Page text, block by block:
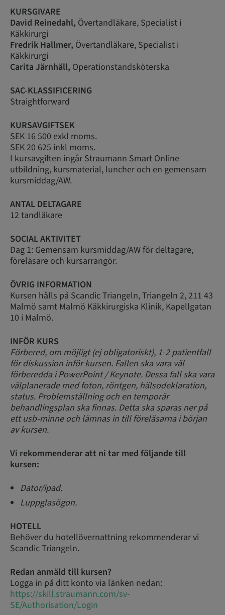
KURSGIVARE
David Reinedahl, Övertandläkare, Specialist i
Käkkirurgi
Fredrik Hallmer, Övertandläkare, Specialist i
Käkkirurgi
Carita Järnhäll, Operationstandsköterska
SAC-KLASSIFICERING
Straightforward
KURSAVGIFTSEK
SEK 16 500 exkl moms.
SEK 20 625 inkl moms.
I kursavgiften ingår Straumann Smart Online
utbildning, kursmaterial, luncher och en gemensam
kursmiddag/AW.
ANTAL DELTAGARE
12 tandläkare
SOCIAL AKTIVITET
Dag 1: Gemensam kursmiddag/AW för deltagare,
föreläsare och kursarrangör.
ÖVRIG INFORMATION
Kursen hålls på Scandic Triangeln, Triangeln 2, 211 43
Malmö samt Malmö Käkkirurgiska Klinik, Kapellgatan
10 i Malmö.
INFÖR KURS
Förbered, om möjligt (ej obligatoriskt), 1-2 patientfall
för diskussion inför kursen. Fallen ska vara väl
förberedda i PowerPoint / Keynote. Dessa fall ska vara
välplanerade med foton, röntgen, hälsodeklaration,
status. Problemställning och en temporär
behandlingsplan ska finnas. Detta ska sparas ner på
ett usb-minne och lämnas in till föreläsarna i början
av kursen.
Vi rekommenderar att ni tar med följande till
kursen:
Dator/ipad.
Luppglasögon.
HOTELL
Behöver du hotellövernattning rekommenderar vi
Scandic Triangeln.
Redan anmäld till kursen?
Logga in på ditt konto via länken nedan:
https://skill.straumann.com/sv-
SE/Authorisation/Login